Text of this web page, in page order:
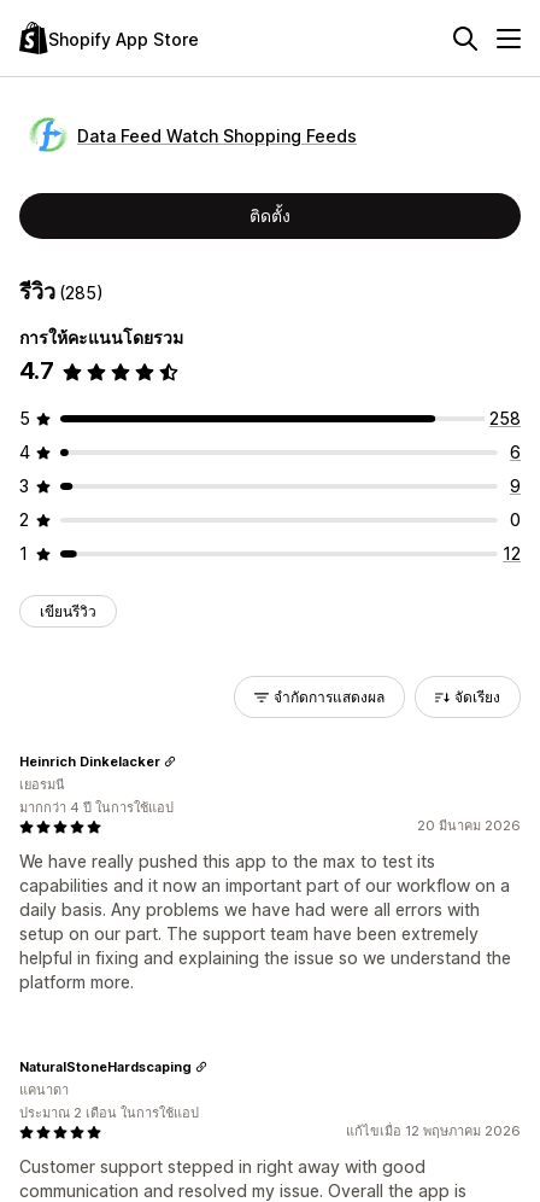
Shopify App Store
Data Feed Watch Shopping Feeds
ติดตั้ง
รีวิว (285)
การให้คะแนนโดยรวม
4.7
5
258
4
6
3
9
2
0
1
12
เขียนรีวิว
จำกัดการแสดงผล จัดเรียง
20 มีนาคม 2026
We have really pushed this app to the max to test its
capabilities and it now an important part of our workflow on a
daily basis. Any problems we have had were all errors with
setup on our part. The support team have been extremely
helpful in fixing and explaining the issue so we understand the
platform more.
Heinrich Dinkelacker
เยอรมนี
มากกว่า 4 ปี ในการใช้แอป
แก้ไขเมื่อ 12 พฤษภาคม 2026
Customer support stepped in right away with good
communication and resolved my issue. Overall the app is
NaturalStoneHardscaping
แคนาดา
ประมาณ 2 เดือน ในการใช้แอป